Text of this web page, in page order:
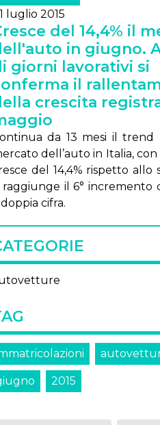
luglio 2015
del 14,4% il
in giugno.
giorni lavorativi si
il
crescita
da 13 me­si il trend
del­l’au­to in Ita­lia,
del 14,4% ri­spet­to al­lo
rag­giun­ge il 6° in­cre­men­to
ci­fra.
2015